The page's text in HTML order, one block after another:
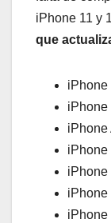
iPhone 11 y
que
iPhone
iPhone
iPhone
iPhone
iPhone
iPhone
iPhone